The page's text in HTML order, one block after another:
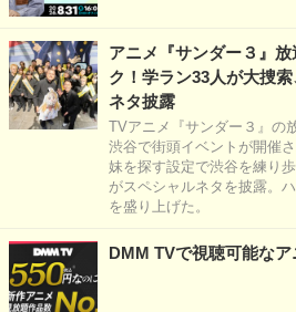
アニメ『サンダー３』
ク！学ラン33人が大捜
ネタ披露
TVアニメ『サンダー３』の
渋谷で街頭イベントが開催
妹を探す設定で渋谷を練り
がスペシャルネタを披露。
を盛り上げた。
DMM TVで視聴可能なア